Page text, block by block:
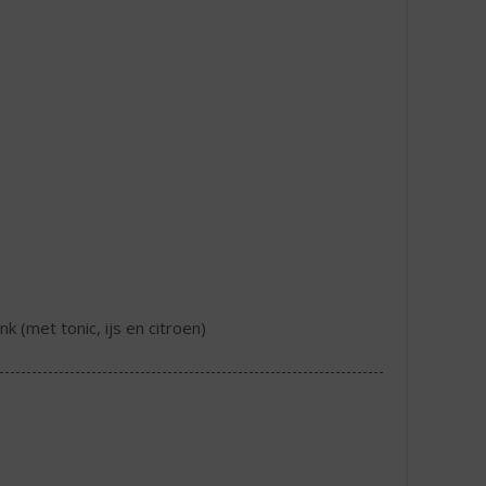
(met tonic, ijs en citroen)